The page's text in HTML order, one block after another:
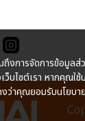
ถึงการจัดการข้อมูล
บไซต์เรา หากคุณใช้
ว่าคุณยอมรับนโยบา